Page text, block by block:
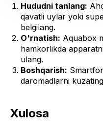
Hududni tanlang:
qavatli uylar yoki
belgilang.
O'rnatish: Aquabox
hamkorlikda
ulang.
Boshqarish:
daromadlarni
Xulosa